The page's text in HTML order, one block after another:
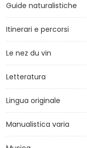
Guide naturalistiche
Itinerari e percorsi
Le nez du vin
Letteratura
Lingua originale
Manualistica varia